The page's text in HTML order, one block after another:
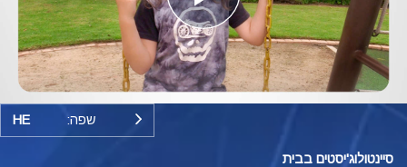
Play
Video
שפה: HE
סיינטולוג'יסטים בבית